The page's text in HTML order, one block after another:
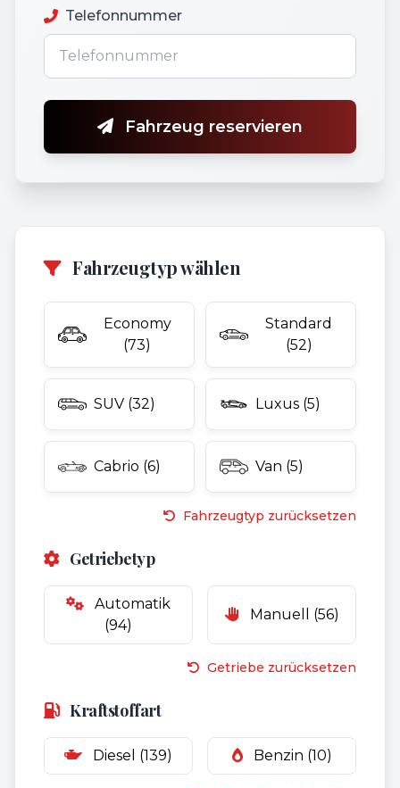
Telefonnummer
Fahrzeug reservieren
Fahrzeugtyp wählen
Economy
(73)
Standard
(52)
SUV (32) Luxus (5)
Cabrio (6) Van (5)
Fahrzeugtyp zurücksetzen
Getriebetyp
Automatik
(94)
Manuell (56)
Getriebe zurücksetzen
Kraftstoffart
Diesel (139) Benzin (10)